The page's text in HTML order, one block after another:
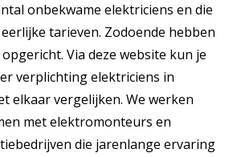
onbekwame elektriciens en die
tarieven. Zodoende hebben
Via deze website kun je
verplichting elektriciens in
elkaar vergelijken. We werken
met elektromonteurs en
die jarenlange ervaring